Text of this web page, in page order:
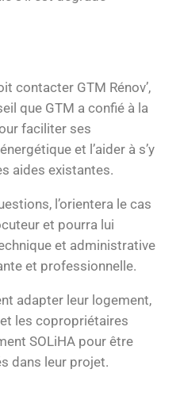
contacter GTM Rénov’,
que GTM a confié à la
faciliter ses
et l’aider à s’y
aides existantes.
l’orientera le cas
et pourra lui
et administrative
et professionnelle.
adapter leur logement,
les copropriétaires
SOLiHA pour être
dans leur projet.